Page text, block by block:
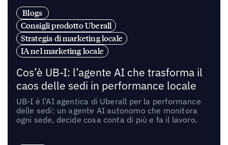
Blogs
Consigli prodotto Uberall
Strategia di marketing locale
IA nel marketing locale
Cos’è UB-I: l’agente AI che trasforma il
caos delle sedi in performance locale
UB-I è l’AI agentica di Uberall per la performance
delle sedi: un agente AI autonomo che monitora
ogni sede, decide cosa conta di più e fa il lavoro.